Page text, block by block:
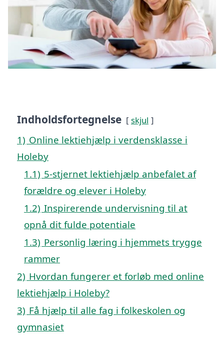
Indholdsfortegnelse skjul
1) Online lektiehjælp i verdensklasse i
Holeby
1.1) 5-stjernet lektiehjælp anbefalet af
forældre og elever i Holeby
1.2) Inspirerende undervisning til at
opnå dit fulde potentiale
1.3) Personlig læring i hjemmets trygge
rammer
2) Hvordan fungerer et forløb med online
lektiehjælp i Holeby?
3) Få hjælp til alle fag i folkeskolen og
gymnasiet